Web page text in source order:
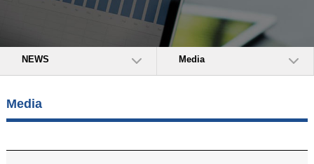
NEWS Media
Media